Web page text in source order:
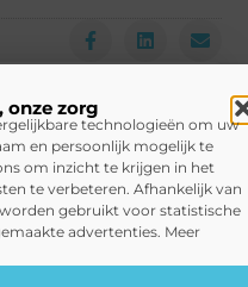
onze zorg
technologieën om uw
en persoonlijk mogelijk te
om inzicht te krijgen in het
te verbeteren. Afhankelijk van
gebruikt voor statistische
advertenties. Meer
Stuur ons een bericht
Registreer hier